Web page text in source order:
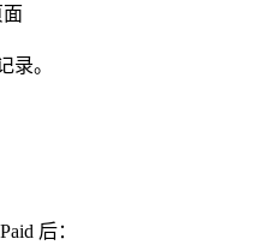
录。
后：